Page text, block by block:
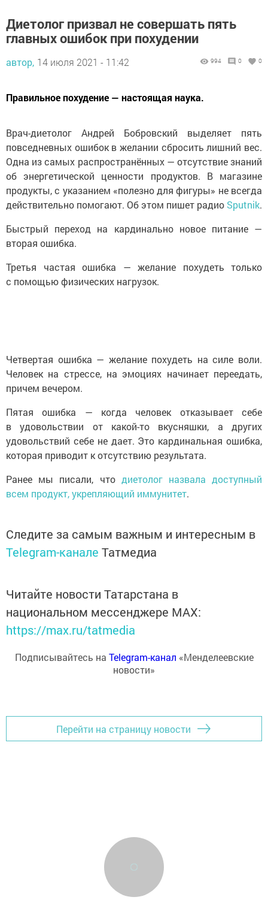
Диетолог призвал не совершать пять
главных ошибок при похудении
автор, 14 июля 2021 - 11:42 994 0 0
Правильное похудение — настоящая наука.
Врач-диетолог Андрей Бобровский выделяет пять
повседневных ошибок в желании сбросить лишний вес.
Одна из самых распространённых — отсутствие знаний
об энергетической ценности продуктов. В магазине
продукты, с указанием «полезно для фигуры» не всегда
действительно помогают. Об этом пишет радио Sputnik.
Быстрый переход на кардинально новое питание —
вторая ошибка.
Третья частая ошибка — желание похудеть только
с помощью физических нагрузок.
Четвертая ошибка — желание похудеть на силе воли.
Человек на стрессе, на эмоциях начинает переедать,
причем вечером.
Пятая ошибка — когда человек отказывает себе
в удовольствии от какой-то вкусняшки, а других
удовольствий себе не дает. Это кардинальная ошибка,
которая приводит к отсутствию результата.
Ранее мы писали, что диетолог назвала доступный
всем продукт, укрепляющий иммунитет.
Следите за самым важным и интересным в
Telegram-канале Татмедиа
Читайте новости Татарстана в
национальном мессенджере MАХ:
https://max.ru/tatmedia
Подписывайтесь на Telegram-канал «Менделеевские
новости»
Перейти на страницу новости